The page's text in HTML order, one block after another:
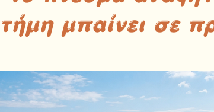
μπαίνει σε